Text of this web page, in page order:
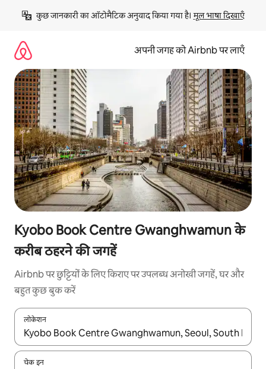
छोड़कर
कॉन्टेंट
कुछ जानकारी का ऑटोमैटिक अनुवाद किया गया है। मूल भाषा दिखाएँ
अपनी जगह को Airbnb पर लाएँ
Kyobo Book Centre Gwanghwamun के
करीब ठहरने की जगहें
Airbnb पर छुट्टियों के लिए किराए पर उपलब्ध अनोखी जगहें, घर और
बहुत कुछ बुक करें
लोकेशन
नतीजों के उपलब्ध होने पर, अप और डाउन 'ऐरो की' का इस्तेमाल करके नेविगेट
चेक इन